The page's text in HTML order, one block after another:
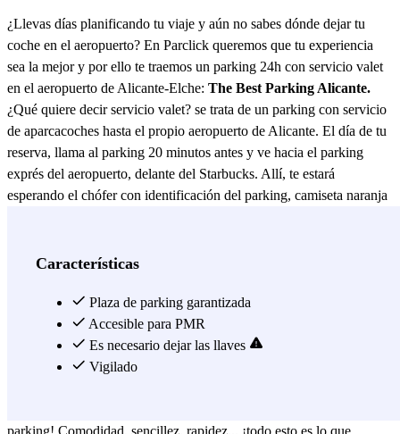
¿Llevas días planificando tu viaje y aún no sabes dónde dejar tu
coche en el aeropuerto? En Parclick queremos que tu experiencia
sea la mejor y por ello te traemos un parking 24h con servicio valet
en el aeropuerto de Alicante-Elche: The Best Parking Alicante.
¿Qué quiere decir servicio valet? se trata de un parking con servicio
de aparcacoches hasta el propio aeropuerto de Alicante. El día de tu
reserva, llama al parking 20 minutos antes y ve hacia el parking
exprés del aeropuerto, delante del Starbucks. Allí, te estará
esperando el chófer con identificación del parking, camiseta naranja
las llaves del coche. A tu vuelta, cuando estés recogiendo tus
teléfono para solicitar que te devuelvan tu vehículo. El punto de
encuentro será el mismo que a la ida de tu viaje y, cuando salgas, el
conductor te estará esperando para devolverte tu vehículo y el coche
limpio. Con esta rapidez, ¡tendrás más tiempo para descansar al
Características
Plaza de parking garantizada
Accesible para PMR
Es necesario dejar las llaves
Vigilado